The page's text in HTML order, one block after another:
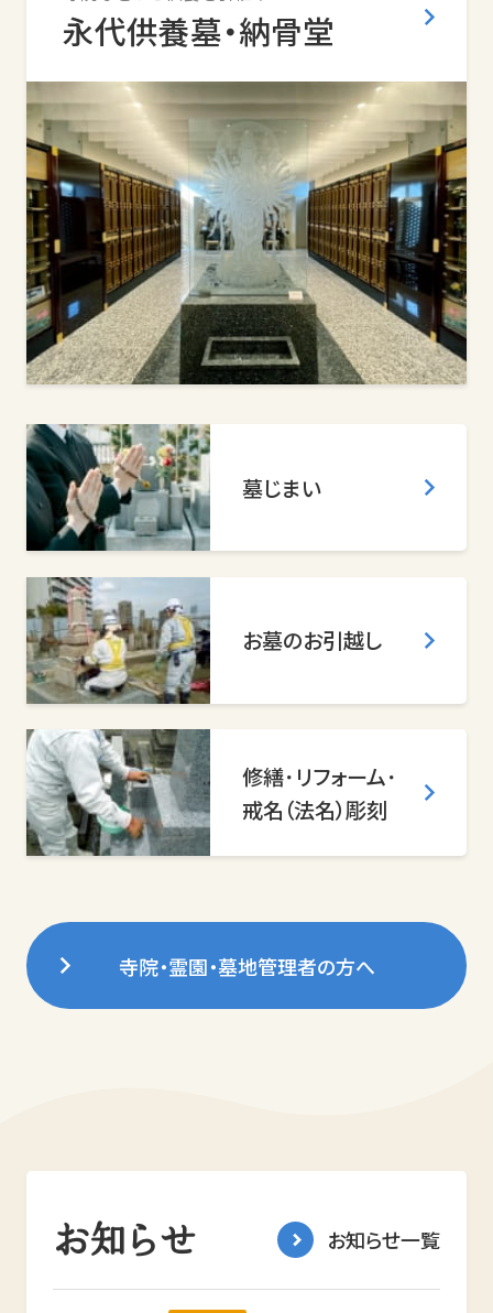
永代供養墓・納骨堂
墓じまい
お墓のお引越し
修繕･リフォーム･
戒名（法名）彫刻
寺院・霊園・墓地管理者の方へ
お知らせ お知らせ一覧